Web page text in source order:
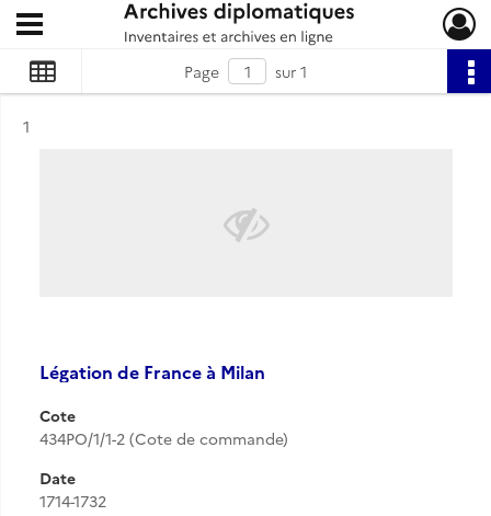
Archives diplomatiques
Ouvrir le menu déroulant
Page sur 1
Résultat n°
1
Légation de France à Milan
Cote
434PO/1/1-2 (Cote de commande)
Date
1714-1732